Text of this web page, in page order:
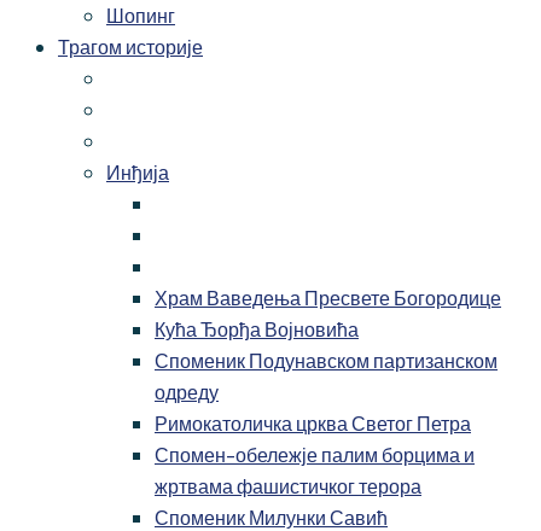
Шопинг
Трагом историје
Инђија
Храм Ваведења Пресвете Богородице
Кућа Ђорђа Војновића
Споменик Подунавском партизанском
одреду
Римокатоличка црква Светог Петра
Спомен-обележје палим борцима и
жртвама фашистичког терора
Споменик Милунки Савић